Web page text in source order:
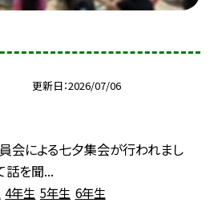
更新日 2026/07/06
会による七夕集会が行われまし
話を聞...
4年生 5年生 6年生